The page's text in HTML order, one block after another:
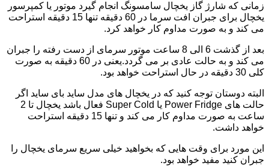
زمانی که شارژ گاز یخچال سامسونگ انجام گیرد موتور یا کمپرسور
یخچال برای جبران افت سرما در 60 دقیقه تنها 15 دقیقه استراحت
می کند و به صورت مداوم کار خواهد کرد.
بعد از گذشت 6 الی 8 ساعت موتور سرمای از دست رفته را جبران
می کند و به حالت عادی بر می گردد.یعنی در 60 دقیقه به صورت
کلی 30 دقیقه در حال استراحت خواهد بود.
البته دوستان توجه کنید که در یخچال های مدل ساید بای ساید اگر
حالت های Power Fridge یا Super Cold فعال باشد یخچال تا 2
ساعت به صورت مداوم کار می کند و تنها 15 دقیقه استراحت
خواهد داشت.
این مورد برای وقت هایی که بخواهید خیلی سریع سرمای یخچال را
جبران کنید مفید خواهد بود.